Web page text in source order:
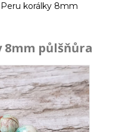
korálky 8mm
půlšňůra